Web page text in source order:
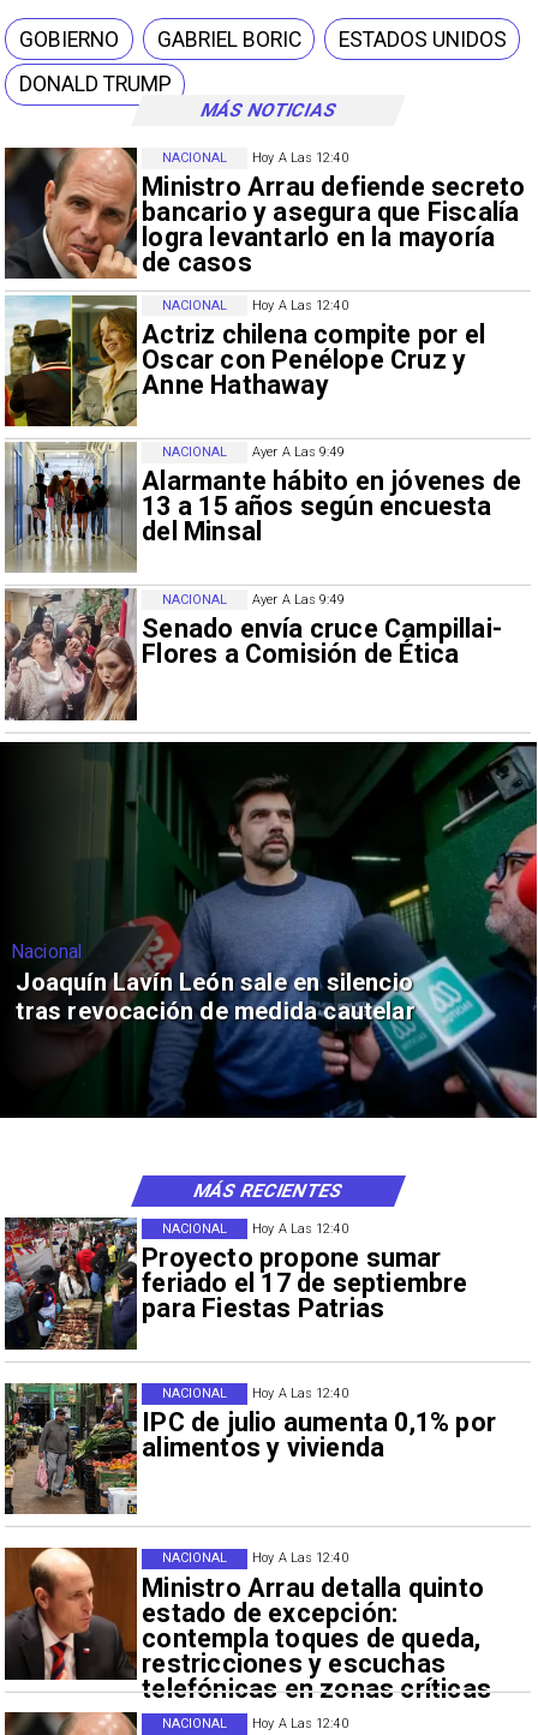
MÁS NOTICIAS
Hoy A Las 12:40
Ministro Arrau defiende secreto
bancario y asegura que Fiscalía
logra levantarlo en la mayoría
de casos
NACIONAL
Hoy A Las 12:40
Actriz chilena compite por el
Oscar con Penélope Cruz y
Anne Hathaway
NACIONAL
Ayer A Las 9:49
Alarmante hábito en jóvenes de
13 a 15 años según encuesta
del Minsal
NACIONAL
Ayer A Las 9:49
Senado envía cruce Campillai-
Flores a Comisión de Ética
NACIONAL
GOBIERNO GABRIEL BORIC
ESTADOS UNIDOS
DONALD TRUMP
Nacional
Joaquín Lavín León sale en silencio
tras revocación de medida cautelar
Hoy A Las 12:40
Proyecto propone sumar
feriado el 17 de septiembre
para Fiestas Patrias
NACIONAL
Hoy A Las 12:40
IPC de julio aumenta 0,1% por
alimentos y vivienda
NACIONAL
Hoy A Las 12:40
Ministro Arrau detalla quinto
estado de excepción:
contempla toques de queda,
restricciones y escuchas
telefónicas en zonas críticas
NACIONAL
Hoy A Las 12:40
NACIONAL
MÁS RECIENTES